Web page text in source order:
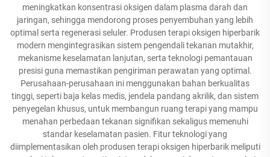
meningkatkan konsentrasi oksigen dalam plasma darah dan
jaringan, sehingga mendorong proses penyembuhan yang lebih
optimal serta regenerasi seluler. Produsen terapi oksigen hiperbarik
modern mengintegrasikan sistem pengendali tekanan mutakhir,
mekanisme keselamatan lanjutan, serta teknologi pemantauan
presisi guna memastikan pengiriman perawatan yang optimal.
Perusahaan-perusahaan ini menggunakan bahan berkualitas
tinggi, seperti baja kelas medis, jendela pandang akrilik, dan sistem
penyegelan khusus, untuk membangun ruang terapi yang mampu
menahan perbedaan tekanan signifikan sekaligus memenuhi
standar keselamatan pasien. Fitur teknologi yang
diimplementasikan oleh produsen terapi oksigen hiperbarik meliputi